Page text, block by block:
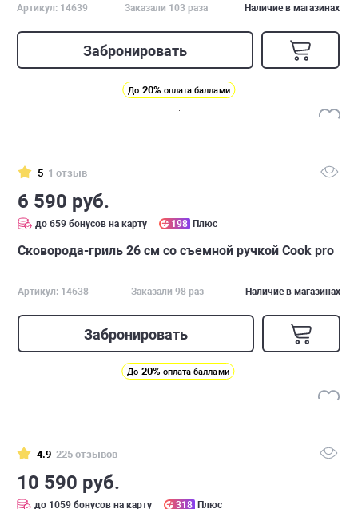
Артикул: 14639 Заказали 103 раза Наличие в магазинах
Забронировать
До 20% оплата баллами
5 1 отзыв
6 590 руб.
до 659 бонусов на карту 198 Плюс
Сковорода-гриль 26 см со съемной ручкой Cook pro
Артикул: 14638 Заказали 98 раз Наличие в магазинах
Забронировать
До 20% оплата баллами
4.9 225 отзывов
10 590 руб.
до 1059 бонусов на карту 318 Плюс